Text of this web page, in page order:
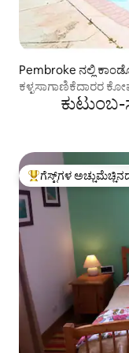
Pembroke ನಲ್ಲಿ
ಕಳ್ಳಸಾಗಾಣಿಕೆದಾರರ
ಗೆಸ್ಟ್‌ಗಳಿಗೆ ಅತಿ ಹೆಚ್ಚು
ಗೆಸ್ಟ್‌ಗಳ